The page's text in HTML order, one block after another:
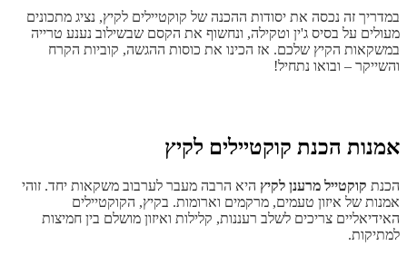
במדריך זה נכסה את יסודות ההכנה של קוקטיילים לקיץ, נציג מתכונים
מעולים על בסיס ג'ין וטקילה, ונחשוף את הקסם שבשילוב נענע טרייה
במשקאות הקיץ שלכם. אז הכינו את כוסות ההגשה, קוביות הקרח
והשייקר – ובואו נתחיל!
אמנות הכנת קוקטיילים לקיץ
הכנת קוקטייל מרענן לקיץ היא הרבה מעבר לערבוב משקאות יחד. זוהי
אמנות של איזון טעמים, מרקמים וארומות. בקיץ, הקוקטיילים
האידיאליים צריכים לשלב רעננות, קלילות ואיזון מושלם בין חמיצות
למתיקות.